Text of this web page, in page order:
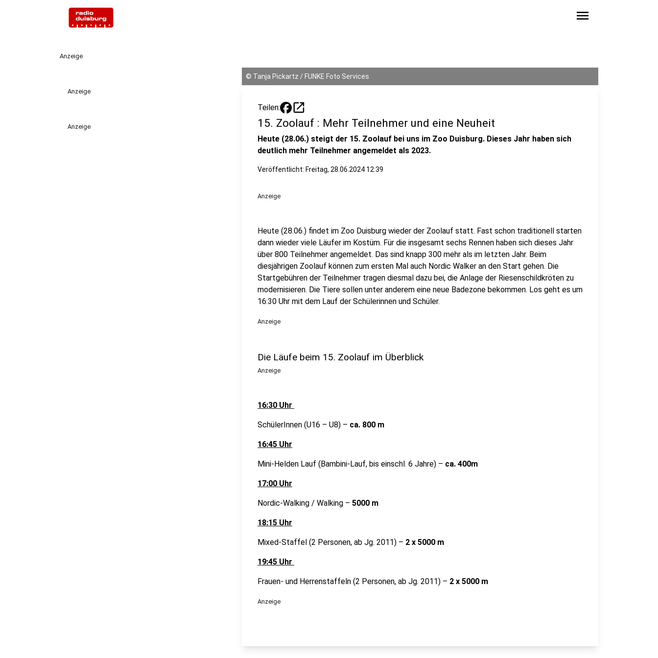
menu
Anzeige
Anzeige
Anzeige
© Tanja Pickartz / FUNKE Foto Services
Teilen: open_in_new
15. Zoolauf : Mehr Teilnehmer und eine Neuheit
Heute (28.06.) steigt der 15. Zoolauf bei uns im Zoo Duisburg. Dieses Jahr haben sich
deutlich mehr Teilnehmer angemeldet als 2023.
Veröffentlicht: Freitag, 28.06.2024 12:39
Anzeige
Heute (28.06.) findet im Zoo Duisburg wieder der Zoolauf statt. Fast schon traditionell starten
dann wieder viele Läufer im Kostüm. Für die insgesamt sechs Rennen haben sich dieses Jahr
über 800 Teilnehmer angemeldet. Das sind knapp 300 mehr als im letzten Jahr. Beim
diesjährigen Zoolauf können zum ersten Mal auch Nordic Walker an den Start gehen. Die
Startgebühren der Teilnehmer tragen diesmal dazu bei, die Anlage der Riesenschildkröten zu
modernisieren. Die Tiere sollen unter anderem eine neue Badezone bekommen. Los geht es um
16:30 Uhr mit dem Lauf der Schülerinnen und Schüler.
Anzeige
Die Läufe beim 15. Zoolauf im Überblick
Anzeige
16:30 Uhr
SchülerInnen (U16 – U8) – ca. 800 m
16:45 Uhr
Mini-Helden Lauf (Bambini-Lauf, bis einschl. 6 Jahre) – ca. 400m
17:00 Uhr
Nordic-Walking / Walking – 5000 m
18:15 Uhr
Mixed-Staffel (2 Personen, ab Jg. 2011) – 2 x 5000 m
19:45 Uhr
Frauen- und Herrenstaffeln (2 Personen, ab Jg. 2011) – 2 x 5000 m
Anzeige